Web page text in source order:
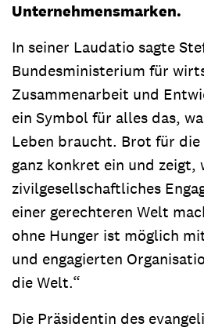
Unternehmensmarken.
In seiner Laudatio sagte
Bundesministerium für
Zusammenarbeit und
ein Symbol für alles das,
Leben braucht. Brot für
ganz konkret ein und zeigt,
zivilgesellschaftliches
einer gerechteren Welt
ohne Hunger ist möglich
und engagierten
die Welt.“
Die Präsidentin des